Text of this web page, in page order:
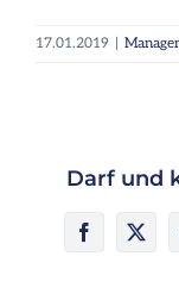
17.01.2019 |
Darf und
Facebook
X